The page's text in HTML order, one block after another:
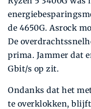
de 4650G. Asrock
De
prima. Jammer dat
Gbit/s op zit.
Ondanks dat het
te overklokken,